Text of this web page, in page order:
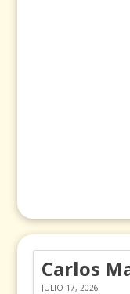
JULIO 17, 2026